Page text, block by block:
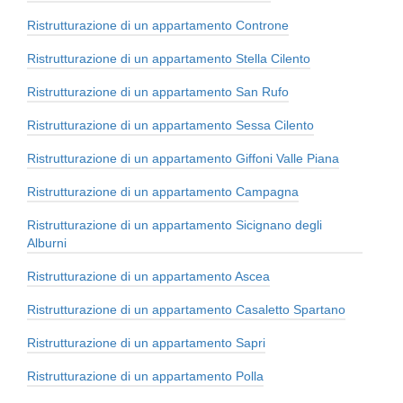
Ristrutturazione di un appartamento Controne
Ristrutturazione di un appartamento Stella Cilento
Ristrutturazione di un appartamento San Rufo
Ristrutturazione di un appartamento Sessa Cilento
Ristrutturazione di un appartamento Giffoni Valle Piana
Ristrutturazione di un appartamento Campagna
Ristrutturazione di un appartamento Sicignano degli
Alburni
Ristrutturazione di un appartamento Ascea
Ristrutturazione di un appartamento Casaletto Spartano
Ristrutturazione di un appartamento Sapri
Ristrutturazione di un appartamento Polla